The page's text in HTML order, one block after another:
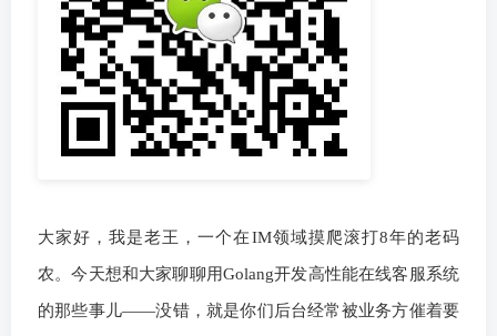
大家好，我是老王，一个在IM领域摸爬滚打8年的老码
农。今天想和大家聊聊用Golang开发高性能在线客服系统
的那些事儿——没错，就是你们后台经常被业务方催着要